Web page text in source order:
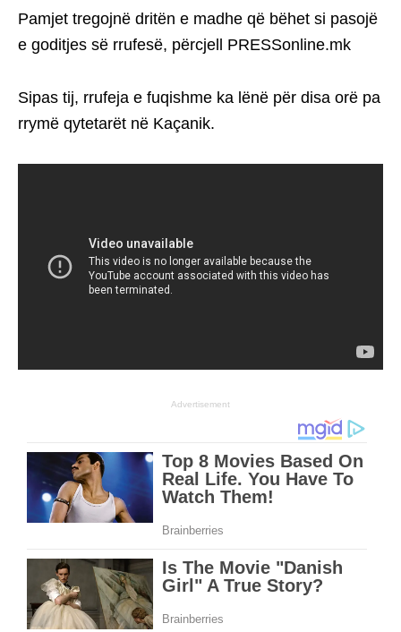
Pamjet tregojnë dritën e madhe që bëhet si pasojë
e goditjes së rrufesë, përcjell PRESSonline.mk
Sipas tij, rrufeja e fuqishme ka lënë për disa orë pa
rrymë qytetarët në Kaçanik.
Advertisement